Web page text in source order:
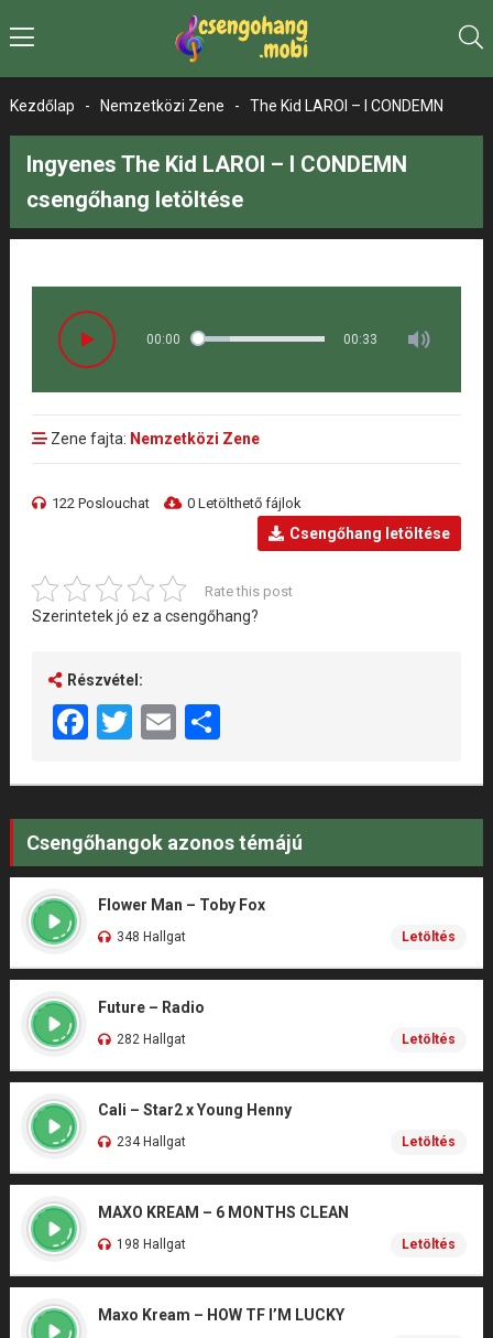
Kezdőlap - Nemzetközi Zene - The Kid LAROI – I CONDEMN
Ingyenes The Kid LAROI – I CONDEMN
csengőhang letöltése
00:00 00:33
Zene fajta: Nemzetközi Zene
122 Poslouchat 0 Letölthető fájlok
Csengőhang letöltése
Rate this post
Szerintetek jó ez a csengőhang?
Részvétel:
Facebook
Twitter
EmailShare
Csengőhangok azonos témájú
Flower Man – Toby Fox
348 Hallgat Letöltés
Future – Radio
282 Hallgat Letöltés
Cali – Star2 x Young Henny
234 Hallgat Letöltés
MAXO KREAM – 6 MONTHS CLEAN
198 Hallgat Letöltés
Maxo Kream – HOW TF I’M LUCKY